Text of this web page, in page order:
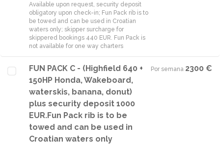
Available upon request, security deposit
obligatory upon check-in; Fun Pack rib is to
be towed and can be used in Croatian
waters only; skipper surcharge for
skippered bookings 440 EUR. Fun Pack is
not available for one way charters
FUN PACK C - (Highfield 640 +
150HP Honda, Wakeboard,
waterskis, banana, donut)
plus security deposit 1000
EUR.Fun Pack rib is to be
towed and can be used in
Croatian waters only
Por semana·2300 €